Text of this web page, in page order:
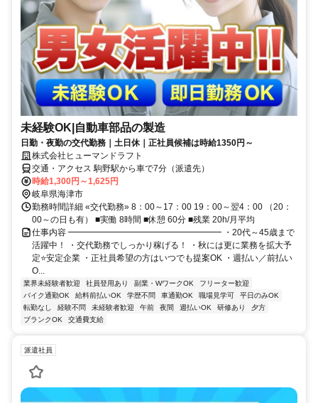
未経験OK|自動車部品の製造
日勤・夜勤の交代勤務｜土日休｜正社員候補は時給1350円～
株式会社ヒューマンドラフト
交通・アクセス 駒野駅から車で7分（派遣先）
時給1,300円～1,625円
岐阜県海津市
勤務時間詳細 «交代勤務» 8：00～17：00 19：00～翌4：00 （20：
00～の日も有） ■実働 8時間 ■休憩 60分 ■残業 20h/月平均
仕事内容 ━━━━━━━━━━━━━━━━━━ ・20代～45歳まで
活躍中！ ・交代勤務でしっかり稼げる！ ・秋には更に業務を拡大予
定⭐安定企業 ・正社員希望の方はいつでも提案OK ・週払い／前払い
O...
業界未経験者歓迎 社員登用あり 副業・WワークOK
フリーター歓迎
バイク通勤OK
給料前払いOK 学歴不問 車通勤OK 職場見学可
平日のみOK
転勤なし
経験不問 未経験者歓迎 午前 夜間 週払いOK 研修あり
夕方
ブランクOK
交通費支給
派遣社員